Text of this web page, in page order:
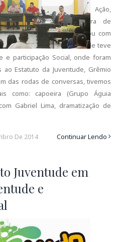
projeto Juventude em Ação,
feira (18/09) na Câmara de
Mangabeira e contou com
150 estudantes. A atividade teve
e participação Social, onde foram
Estatuto da Juventude, Grêmio
das rodas de conversas, tivemos
como: capoeira (Grupo Águia
Gabriel Lima, dramatização de
De 2014 Continuar Lendo
Juventude em
e